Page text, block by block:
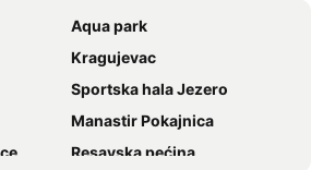
Aqua park
Kragujevac
Sportska hala Jezero
Manastir Pokajnica
Resavska pećina